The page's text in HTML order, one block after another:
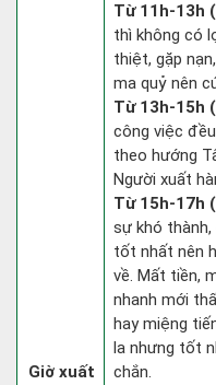
Giờ xuất
Từ 11h-13h
thì không có
thiệt, gặp
ma quỷ nên
Từ 13h-15h
công việc
theo hướng
Người xuất
Từ 15h-17h
sự khó
tốt nhất nên
về. Mất tiền,
nhanh mới
hay miệng
la nhưng tốt
chắn.